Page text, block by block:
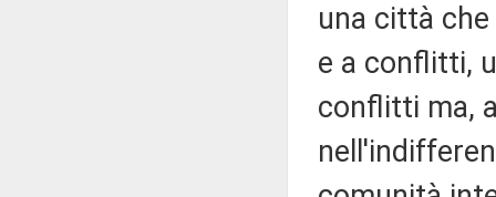
una città
e a conflitti,
conflitti ma,